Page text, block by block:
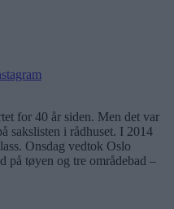
for 40 år siden. Men det var
sakslisten i rådhuset. I 2014
Onsdag vedtok Oslo
på tøyen og tre områdebad –